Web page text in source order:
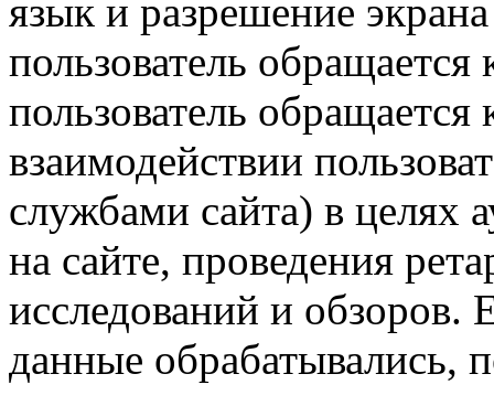
язык и разрешение
пользователь обращается
пользователь обращается
взаимодействии
службами сайта) в целях
на сайте, проведения
исследований и обзоров.
данные обрабатывались,